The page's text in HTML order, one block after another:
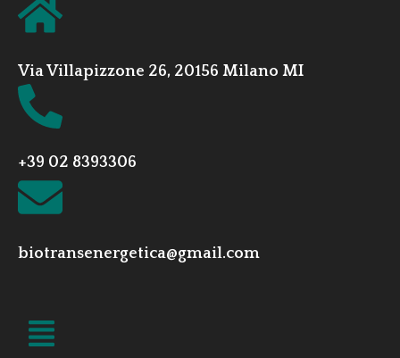
Via Villapizzone 26, 20156 Milano MI
+39 02 8393306
biotransenergetica@gmail.com